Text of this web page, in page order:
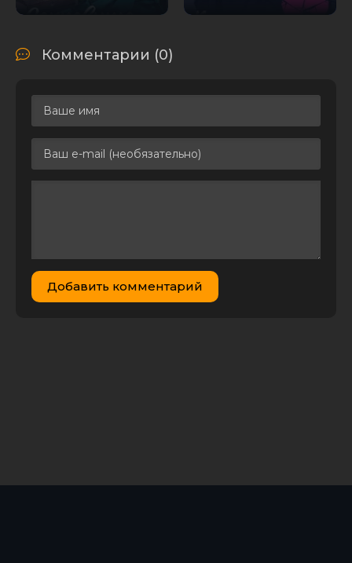
Комментарии (0)
Добавить комментарий